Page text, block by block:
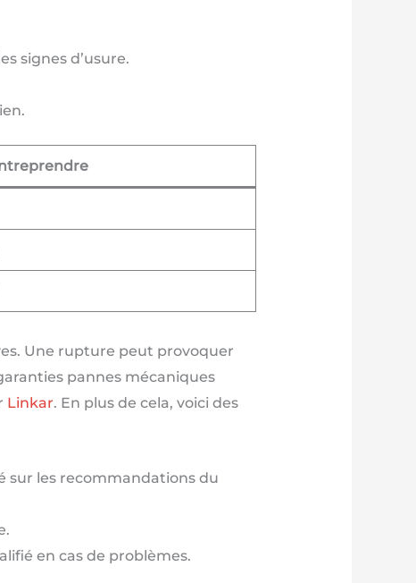
signes d’usure.
Une rupture peut provoquer
pannes mécaniques
Linkar. En plus de cela, voici des
sur les recommandations du
en cas de problèmes.